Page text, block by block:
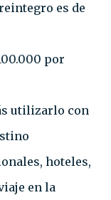
es de
por
utilizarlo con
hoteles,
en la